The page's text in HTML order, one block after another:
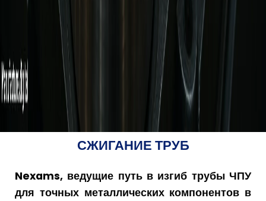
СЖИГАНИЕ ТРУБ
Nexams, ведущие путь в изгиб трубы ЧПУ
для точных металлических компонентов в